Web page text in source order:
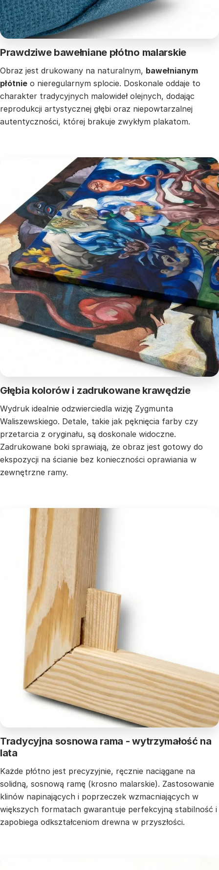
Prawdziwe bawełniane płótno malarskie
Obraz jest drukowany na naturalnym, bawełnianym
płótnie o nieregularnym splocie. Doskonale oddaje to
charakter tradycyjnych malowideł olejnych, dodając
reprodukcji artystycznej głębi oraz niepowtarzalnej
autentyczności, której brakuje zwykłym plakatom.
Głębia kolorów i zadrukowane krawędzie
Wydruk idealnie odzwierciedla wizję Zygmunta
Waliszewskiego. Detale, takie jak pęknięcia farby czy
przetarcia z oryginału, są doskonale widoczne.
Zadrukowane boki sprawiają, że obraz jest gotowy do
ekspozycji na ścianie bez konieczności oprawiania w
zewnętrzne ramy.
Tradycyjna sosnowa rama - wytrzymałość na
lata
Każde płótno jest precyzyjnie, ręcznie naciągane na
solidną, sosnową ramę (krosno malarskie). Zastosowanie
klinów napinających i poprzeczek wzmacniających w
większych formatach gwarantuje perfekcyjną stabilność i
zapobiega odkształceniom drewna w przyszłości.